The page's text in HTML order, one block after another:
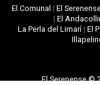
El Comunal | El
| El
La Perla del Limarí|El
El Serenense ©